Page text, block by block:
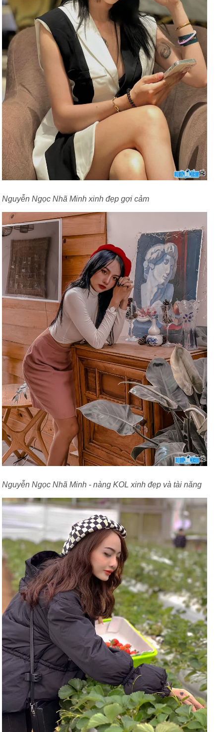
Nguyễn Ngọc Nhã Minh xinh đẹp gợi cảm
Nguyễn Ngọc Nhã Minh - nàng KOL xinh đẹp và tài năng